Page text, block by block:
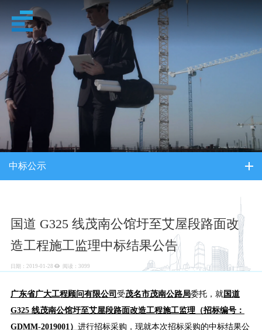
招采信息
中标公示
国道 G325 线茂南公馆圩至艾屋段路面改
造工程施工监理中标结果公告
日期：2019-01-28 阅读： 3099
广东省广大工程顾问有限公司 受茂名市茂南公路局委托，就国道
G325 线茂南公馆圩至艾屋段路面改造工程施工监理 （招标编号：
GDMM-2019001 ） 进行招标采购，现就本次招标采购的中标结果公